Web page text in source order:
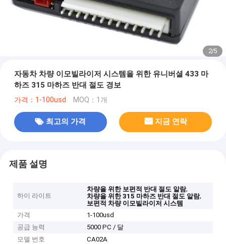
2/5
자동차 차량 이모빌라이저 시스템을 위한 유니버셜 433 마
하즈 315 마하즈 반대 절도 경보
가격：1-100usd MOQ：1개
최고의 가격 지금 연락
제품 설명
하이 라이트
차량을 위한 보편적 반대 절도 알람,
차량을 위한 315 마하즈 반대 절도 알람,
보편적 차량 이모빌라이저 시스템
가격
1-100usd
공급 능력
5000 PC / 달
모델 번호
CA02A